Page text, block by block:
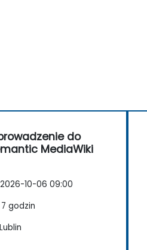
do
MediaWiki
2026-10-06 09:00
7 godzin
Lublin